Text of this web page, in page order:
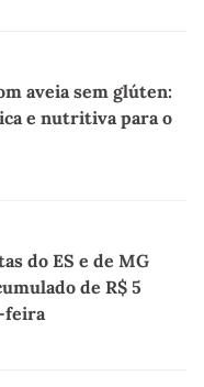
aveia sem glúten:
e nutritiva para o
do ES e de MG
de R$ 5
feira